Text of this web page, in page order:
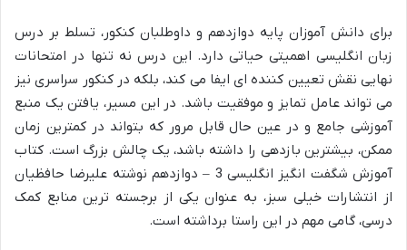
برای دانش آموزان پایه دوازدهم و داوطلبان کنکور، تسلط بر درس
زبان انگلیسی اهمیتی حیاتی دارد. این درس نه تنها در امتحانات
نهایی نقش تعیین کننده ای ایفا می کند، بلکه در کنکور سراسری نیز
می تواند عامل تمایز و موفقیت باشد. در این مسیر، یافتن یک منبع
آموزشی جامع و در عین حال قابل مرور که بتواند در کمترین زمان
ممکن، بیشترین بازدهی را داشته باشد، یک چالش بزرگ است. کتاب
آموزش شگفت انگیز انگلیسی 3 – دوازدهم نوشته علیرضا حافظیان
از انتشارات خیلی سبز، به عنوان یکی از برجسته ترین منابع کمک
درسی، گامی مهم در این راستا برداشته است.